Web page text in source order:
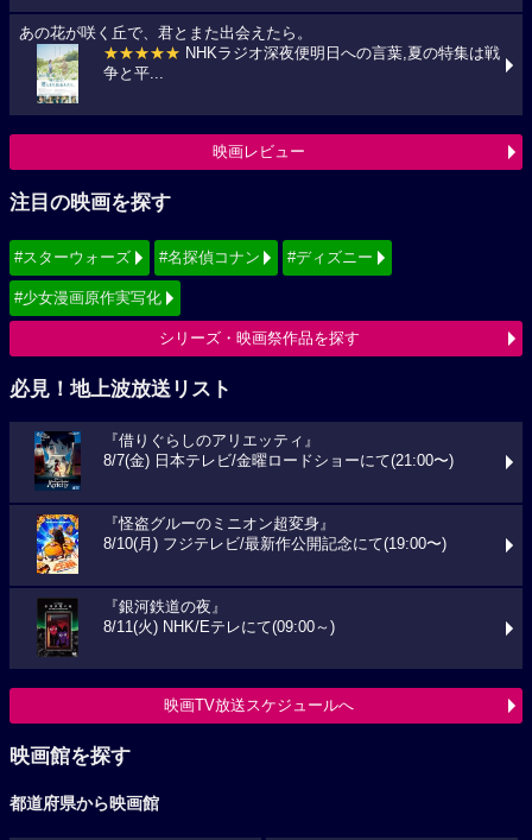
あの花が咲く丘で、君とまた出会えたら。
★★★★★ NHKラジオ深夜便明日への言葉,夏の特集は戦
争と平...
映画レビュー
注目の映画を探す
#スターウォーズ #名探偵コナン #ディズニー
#少女漫画原作実写化
シリーズ・映画祭作品を探す
必見！地上波放送リスト
『借りぐらしのアリエッティ』
8/7(金) 日本テレビ/金曜ロードショーにて(21:00〜)
『怪盗グルーのミニオン超変身』
8/10(月) フジテレビ/最新作公開記念にて(19:00〜)
『銀河鉄道の夜』
8/11(火) NHK/Eテレにて(09:00～)
映画TV放送スケジュールへ
映画館を探す
都道府県から映画館